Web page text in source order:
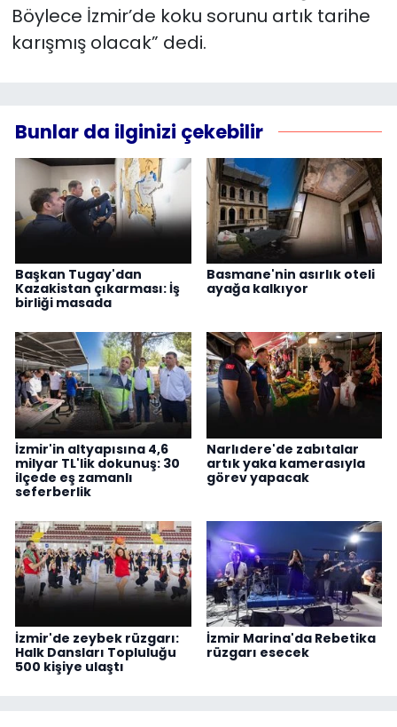
Böylece İzmir’de koku sorunu artık tarihe
karışmış olacak” dedi.
Bunlar da ilginizi çekebilir
Başkan Tugay'dan
Kazakistan çıkarması: İş
birliği masada
Basmane'nin asırlık oteli
ayağa kalkıyor
İzmir'in altyapısına 4,6
milyar TL'lik dokunuş: 30
ilçede eş zamanlı
seferberlik
Narlıdere'de zabıtalar
artık yaka kamerasıyla
görev yapacak
İzmir'de zeybek rüzgarı:
Halk Dansları Topluluğu
500 kişiye ulaştı
İzmir Marina'da Rebetika
rüzgarı esecek